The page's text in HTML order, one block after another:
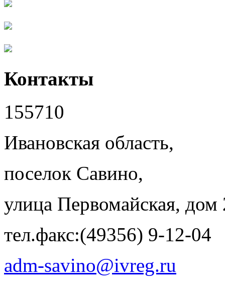
Контакты
155710
Ивановская область,
поселок Савино,
улица Первомайская, дом
тел.факс:(49356) 9-12-04
adm-savino@ivreg.ru